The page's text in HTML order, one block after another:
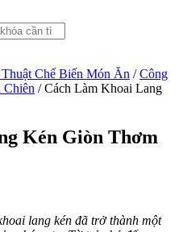
Chế Biến Món Ăn / Công
Chiên / Cách Làm Khoai Lang
Kén Giòn Thơm
lang kén đã trở thành một